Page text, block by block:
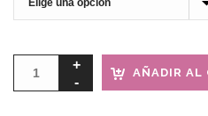
AÑADIR AL